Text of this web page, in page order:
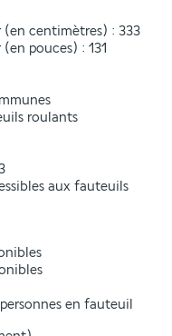
(en centimètres) : 333
pouces) : 131
roulants
aux fauteuils
en fauteuil